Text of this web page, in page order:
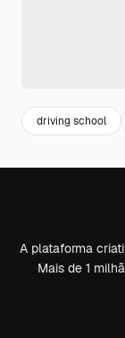
driving school
A plataforma
Mais de 1